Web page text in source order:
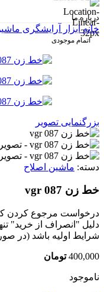
درباره ما
خانهابزار آرایشگری
اتمام موجودی
بزرگنمایی تصویر
دسته: ماشین اصلاح
خط زن vgr 087
درخواست مرجوع کردن
دلیل "انصراف از خرید"
شرایط اولیه باشد (در
400,000 تومان
ناموجود